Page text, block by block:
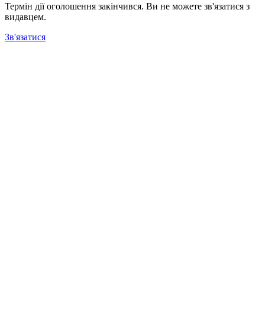
Термін дії оголошення закінчився. Ви не можете зв'язатися з
видавцем.
Зв'язатися